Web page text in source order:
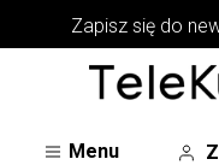
Zapisz się do
Menu